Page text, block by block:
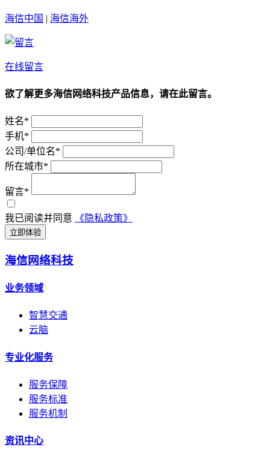
海信中国 | 海信海外
在线留言
欲了解更多海信网络科技产品信息，请在此留言。
姓名*
手机*
公司/单位名*
所在城市*
留言*
我已阅读并同意 《隐私政策》
立即体验
海信网络科技
业务领域
智慧交通
云脑
专业化服务
服务保障
服务标准
服务机制
资讯中心